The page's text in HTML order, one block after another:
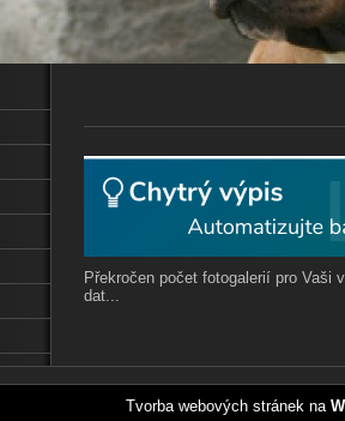
Překročen počet fotogalerií pro Vaši
dat...
Tvorba webových stránek na